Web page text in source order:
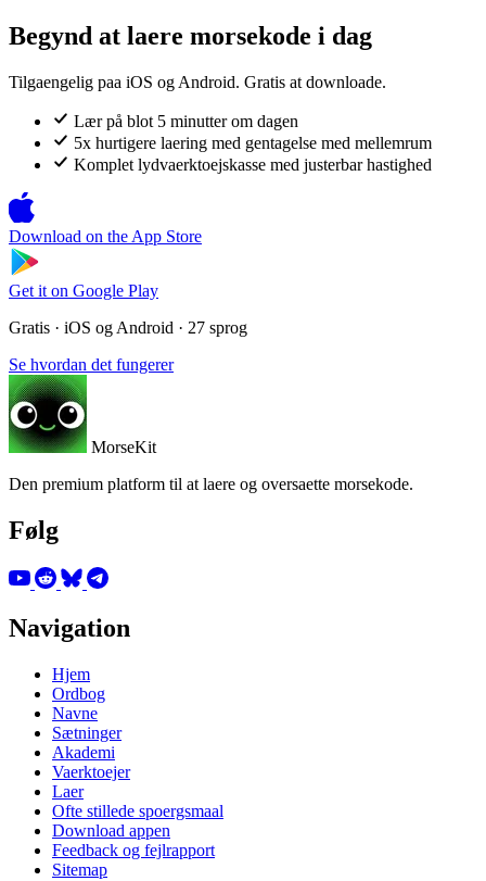
Begynd at laere morsekode i dag
Tilgaengelig paa iOS og Android. Gratis at downloade.
Lær på blot 5 minutter om dagen
5x hurtigere laering med gentagelse med mellemrum
Komplet lydvaerktoejskasse med justerbar hastighed
Download on the App Store
Get it on Google Play
Gratis · iOS og Android · 27 sprog
Se hvordan det fungerer
MorseKit
Den premium platform til at laere og oversaette morsekode.
Følg
Navigation
Hjem
Ordbog
Navne
Sætninger
Akademi
Vaerktoejer
Laer
Ofte stillede spoergsmaal
Download appen
Feedback og fejlrapport
Sitemap